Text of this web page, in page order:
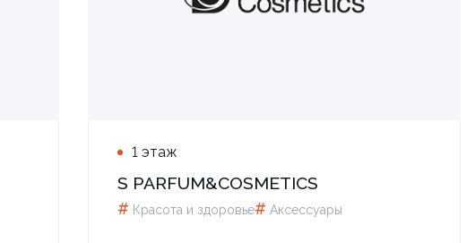
1 этаж
S PARFUM&COSMETICS
# Красота и здоровье# Аксессуары